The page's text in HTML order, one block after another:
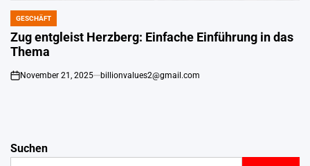
POSTED
IN
GESCHÄFT
Zug entgleist Herzberg: Einfache Einführung in das
Thema
on
November 21, 2025 billionvalues2@gmail.com
Suchen